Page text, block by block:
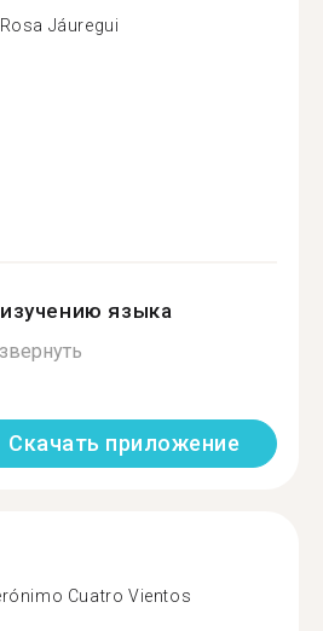
Jáuregui
языка
Скачать приложение
Cuatro Vientos